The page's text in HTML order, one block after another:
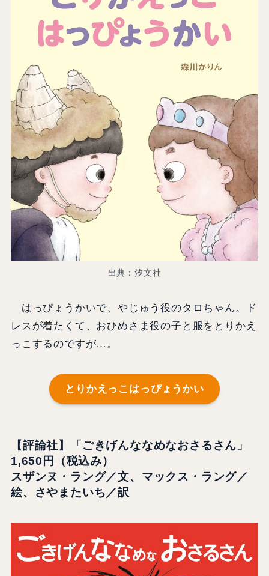
出典：汐文社
はっぴょうかいで、やじゅう役のタロちゃん。ド
レスが着たくて、おひめさま役の子と服をとりかえ
っこするのですが…。
とりかえっこはっぴょうかい
【評論社】「ごきげんななめなおさるさん」
1,650円（税込み）
スザンヌ・ラング／文、マックス・ラング／
絵、さやまたいち／訳